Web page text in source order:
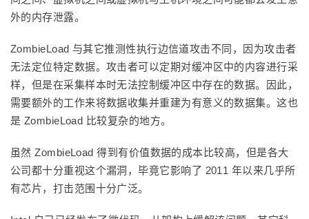
外的内存泄露。
ZombieLoad 与其它推测性执行边信道攻击不同，因为攻击者
无法定位特定数据。攻击者可以定期对缓冲区中的内容进行采
样，但是在采集样本时无法控制缓冲区中存在的数据。因此，
需要额外的工作来将数据收集并重建为有意义的数据集。这也
是 ZombieLoad 比较复杂的地方。
虽然 ZombieLoad 得到有价值数据的成本比较高，但是各大
公司都十分重视这个漏洞，毕竟它影响了 2011 年以来几乎所
有芯片，打击范围十分广泛。